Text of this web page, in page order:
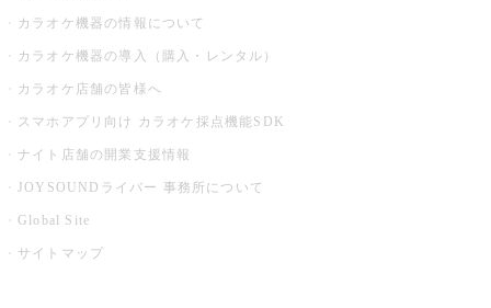
カラオケ機器の情報について
カラオケ機器の導入（購入・レンタル）
カラオケ店舗の皆様へ
スマホアプリ向け カラオケ採点機能SDK
ナイト店舗の開業支援情報
JOYSOUNDライバー 事務所について
Global Site
サイトマップ